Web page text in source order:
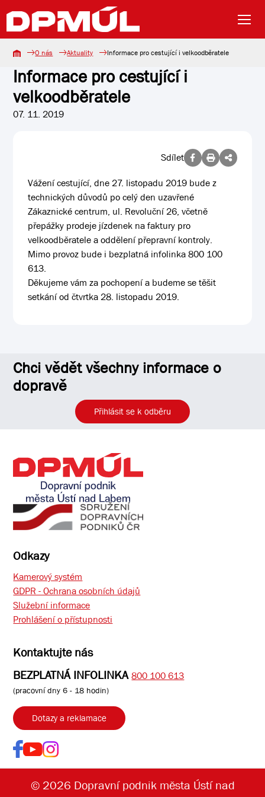
O nás Aktuality Informace pro cestující i velkoodběratele
Informace pro cestující i
velkoodběratele
07. 11. 2019
Sdílet
Vážení cestující, dne 27. listopadu 2019 bude z
technických důvodů po celý den uzavřené
Zákaznické centrum, ul. Revoluční 26, včetně
přepážky prodeje jízdenek na faktury pro
velkoodběratele a oddělení přepravní kontroly.
Mimo provoz bude i bezplatná infolinka 800 100
613.
Děkujeme vám za pochopení a budeme se těšit
setkání od čtvrtka 28. listopadu 2019.
Chci vědět všechny informace o
dopravě
Přihlásit se k odběru
Odkazy
Kamerový systém
GDPR - Ochrana osobních údajů
Služební informace
Prohlášení o přístupnosti
Kontaktujte nás
BEZPLATNÁ INFOLINKA 800 100 613
(pracovní dny 6 - 18 hodin)
Dotazy a reklamace
© 2026 Dopravní podnik města Ústí nad